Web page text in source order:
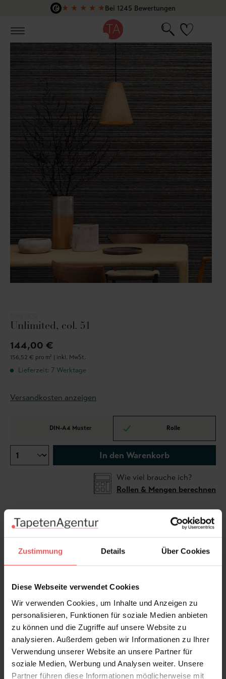
Zustimmung Details Über Cookies
Diese Webseite verwendet Cookies
Wir verwenden Cookies, um Inhalte und Anzeigen zu
personalisieren, Funktionen für soziale Medien anbieten
zu können und die Zugriffe auf unsere Website zu
analysieren. Außerdem geben wir Informationen zu Ihrer
Verwendung unserer Website an unsere Partner für
soziale Medien, Werbung und Analysen weiter. Unsere
Partner führen diese Informationen möglicherweise mit
Zum Hauptinhalt springen
★ ★ ★ ★ ★Bei 1245 Bewertungen
Unlimited, col. 51
144,00 €
156,52 € pro m² | inkl. MwSt.
Lieferzeit: 7 Werktage
Versandkosten anzeigen
DIN-A4 Muster Rolle
In den Warenkorb
Wie viel brauche ich?
Rollen & Mengen berechnen
das beliebte Streifendesign einmal ganz anders.
Horizontal angeordnete Garne in wechselnden Farben
grober Textilstrang - Unlimited. Die gedämpften
Wohnatmosphäre. Die Vliestapete ist 92 cm breit und
kann pro laufendem Meter bestellt werden.
Produktdetails